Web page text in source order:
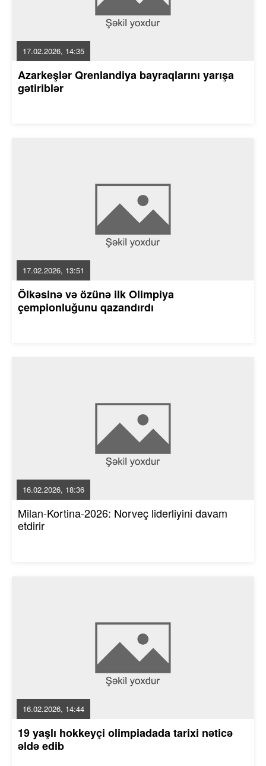
17.02.2026, 14:35
Azarkeşlər Qrenlandiya bayraqlarını yarışa
gətiriblər
17.02.2026, 13:51
Ölkəsinə və özünə ilk Olimpiya
çempionluğunu qazandırdı
16.02.2026, 18:36
Milan-Kortina-2026: Norveç liderliyini davam
etdirir
16.02.2026, 14:44
19 yaşlı hokkeyçi olimpiadada tarixi nəticə
əldə edib